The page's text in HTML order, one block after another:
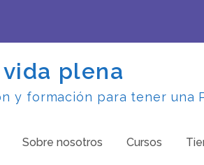
plena
y formación para tener una
Sobre nosotros Cursos